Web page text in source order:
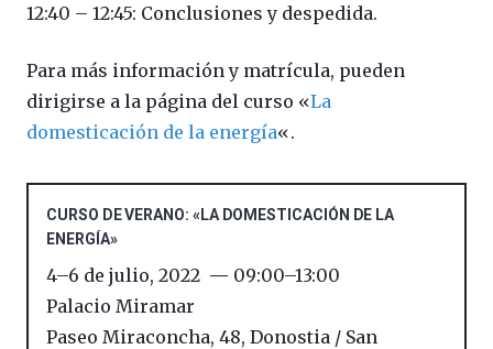
12:40 – 12:45: Conclusiones y despedida.
Para más información y matrícula, pueden
dirigirse a la página del curso «La
domesticación de la energía«.
CURSO DE VERANO: «LA DOMESTICACIÓN DE LA
ENERGÍA»
4–6 de julio, 2022 09:00–13:00
Palacio Miramar
Paseo Miraconcha, 48, Donostia / San